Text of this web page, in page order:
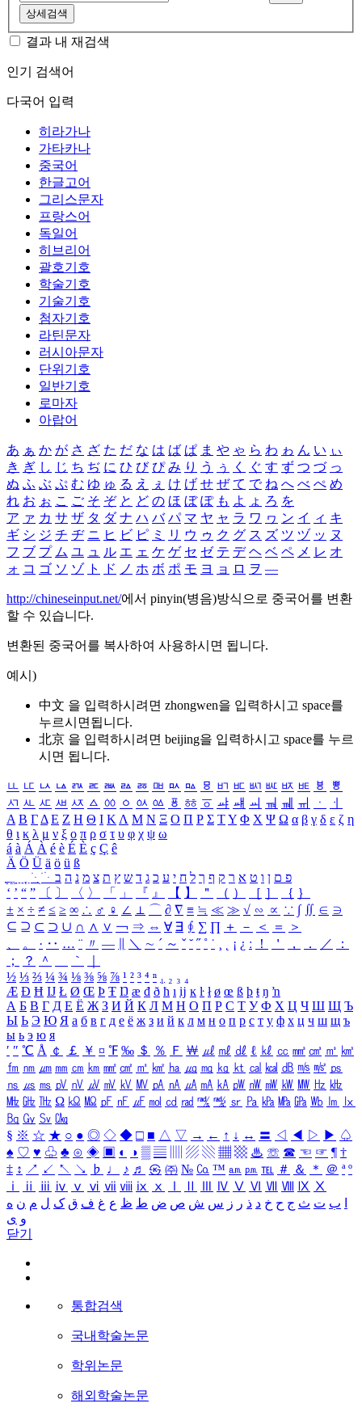
상세검색
결과 내 재검색
인기 검색어
다국어 입력
히라가나
가타카나
중국어
한글고어
그리스문자
프랑스어
독일어
히브리어
괄호기호
학술기호
기술기호
첨자기호
라틴문자
러시아문자
단위기호
일반기호
로마자
아랍어
あ ぁ か が さ ざ た だ な は ば ぱ ま や ゃ ら わ ゎ ん い ぃ
き ぎ し じ ち ぢ に ひ び ぴ み り う ぅ く ぐ す ず つ づ っ
ぬ ふ ぶ ぷ む ゆ ゅ る え ぇ け げ せ ぜ て で ね へ べ ぺ め
れ お ぉ こ ご そ ぞ と ど の ほ ぼ ぽ も よ ょ ろ を
ア ァ カ サ ザ タ ダ ナ ハ バ パ マ ヤ ャ ラ ワ ヮ ン イ ィ キ
ギ シ ジ チ ヂ ニ ヒ ビ ピ ミ リ ウ ゥ ク グ ス ズ ツ ヅ ッ ヌ
フ ブ プ ム ユ ュ ル エ ェ ケ ゲ セ ゼ テ デ ヘ ベ ペ メ レ オ
ォ コ ゴ ソ ゾ ト ド ノ ホ ボ ポ モ ヨ ョ ロ ヲ ―
http://chineseinput.net/에서 pinyin(병음)방식으로 중국어를 변환
할 수 있습니다.
변환된 중국어를 복사하여 사용하시면 됩니다.
예시)
中文 을 입력하시려면 zhongwen을 입력하시고 space를
누르시면됩니다.
北京 을 입력하시려면 beijing을 입력하시고 space를 누르
시면 됩니다.
ㅥ ㅦ ㅧ ㅨ ㅩ ㅪ ㅫ ㅬ ㅭ ㅮ ㅯ ㅰ ㅱ ㅲ ㅳ ㅴ ㅵ ㅶ ㅷ ㅸ
ㅹ
ㅺ ㅻ ㅼ ㅽ ㅾ ㅿ ㆀ ㆁ ㆂ ㆃ ㆄ ㆅ ㆆ ㆇ ㆈ ㆉ ㆊ ㆋ ㆌ ㆍ
ㆎ
Α Β ΓΔ Ε Ζ Η Θ Ι ΚΛ Μ Ν Ξ Ο Π Ρ Σ ΤΥ Φ Χ Ψ Ω α β γ δ ε ζ η
θ ι κ λ μ ν ξ ο π ρ σ τ υ φ χ ψ ω
á à Á À é è É È ç Ç ê
Ä Ö Ü ä ö ü ß
ִֶֹ ֻּ ׁׂ פ ם ן ו ט א ר ק ף ך ל ח י ע כ ג ד ש ץ ת צ מ נ ה ב
‘ ’ “ ” 〔 〕 〈 〉 「 」 『 』 【 】 ＂ （ ） ［ ］ ｛ ｝
± × ÷ ≠ ≤ ≥ ∞ ∴ ♂ ♀ ∠ ⊥ ⌒ ∂ ∇ ≡ ≒ ≪ ≫ √ ∽ ∝ ∵ ∫ ∬ ∈ ∋
⊆ ⊇ ⊂ ⊃ ∪ ∩ ∧ ∨ ￢ ⇒ ⇔ ∀ ∃ ∮ ∑ ∏ ＋ － ＜ ＝
＞
、
。 · ‥ … ¨ 〃 ― ＼ ∼ ´ ～ ˇ ˘ ˝ ˚ ˙ ¸ ¡ ¿ ː ！ ＇ ， ． ／
：
；
？ ＾ ｀
½ ⅓ ⅔ ¼ ¾ ⅛ ⅜ ⅝ ⅞ ¹ ² ³ ⁴ ⁿ ₁ ₂ ₃ ₄
Æ Ð Ħ Ĳ Ł Ø Œ Þ Ŧ Ŋ æ đ ð ħ ı ĳ ĸ ŀ ł ø œ ß þ ŧ ŋ ŉ
А Б В Г Д Е Ё Ж З И Й К Л М Н О П Р С Т У Ф Х Ц Ч Ш Щ Ъ
Ы Ь Э Ю Я а б в г д е ё ж з и й к л м н о п р с т у ф х ц ч ш щ ъ
ы ь э ю я
′ ″ ℃ Å ￠ ￡ ￥ ¤ ℉ ‰ ＄ ％ Ｆ ￦ ㎕ ㎖ ㎗ ℓ ㎘ ㏄ ㎣ ㎤ ㎥ ㎦
㎙ ㎚ ㎛ ㎜ ㎝ ㎞ ㎟ ㎠ ㎡ ㎢ ㏊ ㎍ ㎎ ㎏ ㏏ ㎈ ㎉ ㏈ ㎧ ㎨ ㎰
㎱ ㎲ ㎳ ㎴ ㎵ ㎶ ㎷ ㎸ ㎹ ㎀ ㎁ ㎂ ㎃ ㎄ ㎺ ㎻ ㎽ ㎾ ㎿ ㎐ ㎑
㎒ ㎓ ㎔ Ω ㏀ ㏁ ㎊ ㎋ ㎌ ㏖ ㏅ ㎭ ㎮ ㎯ ㏛ ㎩ ㎪ ㎫ ㎬ ㏝ ㏐
㏓
㏃ ㏉ ㏜ ㏆
§ ※ ☆ ★ ○ ● ◎ ◇ ◆ □ ■ △ ▽ → ← ↑ ↓ ↔ 〓 ◁ ◀ ▷ ▶ ♤
♠ ♡ ♥ ♧ ♣ ⊙ ◈ ▣ ◐ ◑ ▒ ▤ ▨ ▧ ▦ ▩ ♨ ☏ ☎ ☜ ☞ ¶ †
‡ ↕ ↗ ↙ ↖ ↘ ♭ ♩ ♪ ♬ ㉿ ㈜ № ㏇ ™ ㏂ ㏘ ℡ ＃ ＆ ＊ ＠ ª º
ⅰ
ⅱ ⅲ ⅳ ⅴ ⅵ ⅶ ⅷ ⅸ ⅹ Ⅳ Ⅴ Ⅵ Ⅶ Ⅷ Ⅸ Ⅹ
ب ت ث ج ح خ د ذ ر ز س ش ص ض ط ظ ع غ ف ق ک ل م ن ه
و ی
닫기
통합검색
국내학술논문
학위논문
해외학술논문